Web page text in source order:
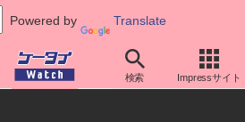
Powered by Translate
検索 Impressサイト
サービス SNS